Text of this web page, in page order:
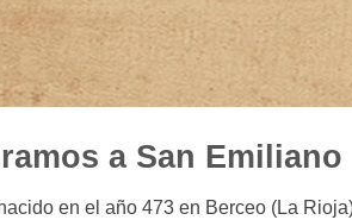
a San Emiliano
en el año 473 en Berceo (La